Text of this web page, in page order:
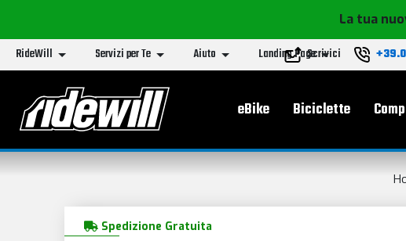
La tua
RideWill Servizi per Te Aiuto Landing PageScrivici
Menu principale
eBike Biciclette
Spedizione Gratuita